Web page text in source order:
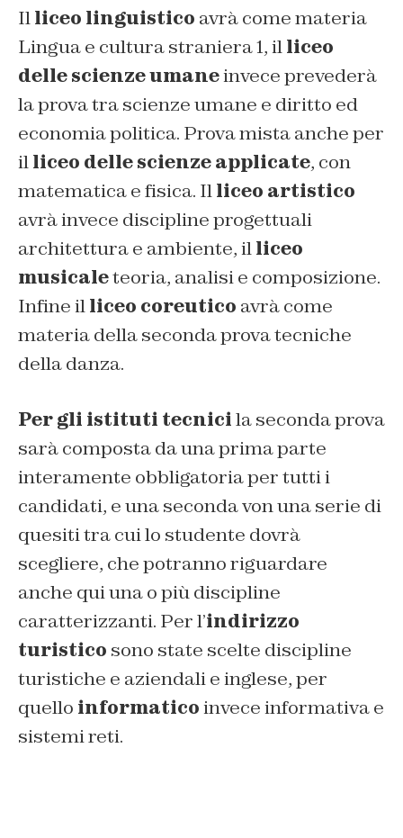
Illiceo linguistico avrà come materia
Lingua e cultura straniera 1, illiceo
delle scienze umaneinvece prevederà
la prova tra scienze umane e diritto ed
economia politica. Prova mista anche per
illiceo delle scienze applicate, con
matematica e fisica. Illiceo artistico
avrà invece discipline progettuali
architettura e ambiente, illiceo
musicaleteoria, analisi e composizione.
Infine illiceo coreutico avrà come
materia della seconda prova tecniche
della danza.
Per gli istituti tecnicila seconda prova
sarà composta da una prima parte
interamente obbligatoria per tutti i
candidati, e una seconda von una serie di
quesiti tra cui lo studente dovrà
scegliere, che potranno riguardare
anche qui una o più discipline
caratterizzanti. Per l’indirizzo
turistico sono state scelte discipline
turistiche e aziendali e inglese, per
quello informaticoinvece informativa e
sistemi reti.